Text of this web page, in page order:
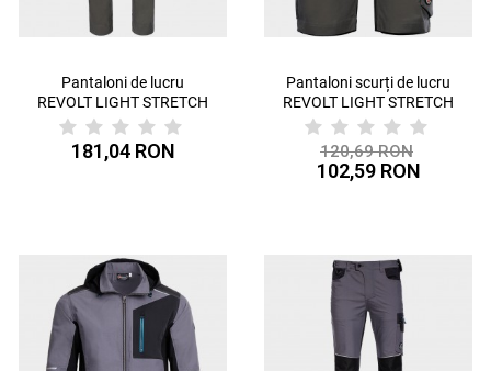
Pantaloni de lucru
REVOLT LIGHT STRETCH
GREEN
181,04 RON
Pantaloni scurți de lucru
REVOLT LIGHT STRETCH
GREEN
120,69 RON
102,59 RON